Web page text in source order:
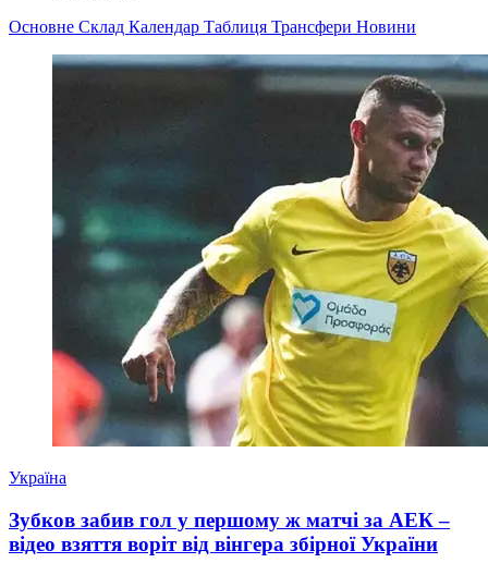
Основне Склад Календар Таблиця Трансфери Новини
Україна
Зубков забив гол у першому ж матчі за АЕК –
відео взяття воріт від вінгера збірної України